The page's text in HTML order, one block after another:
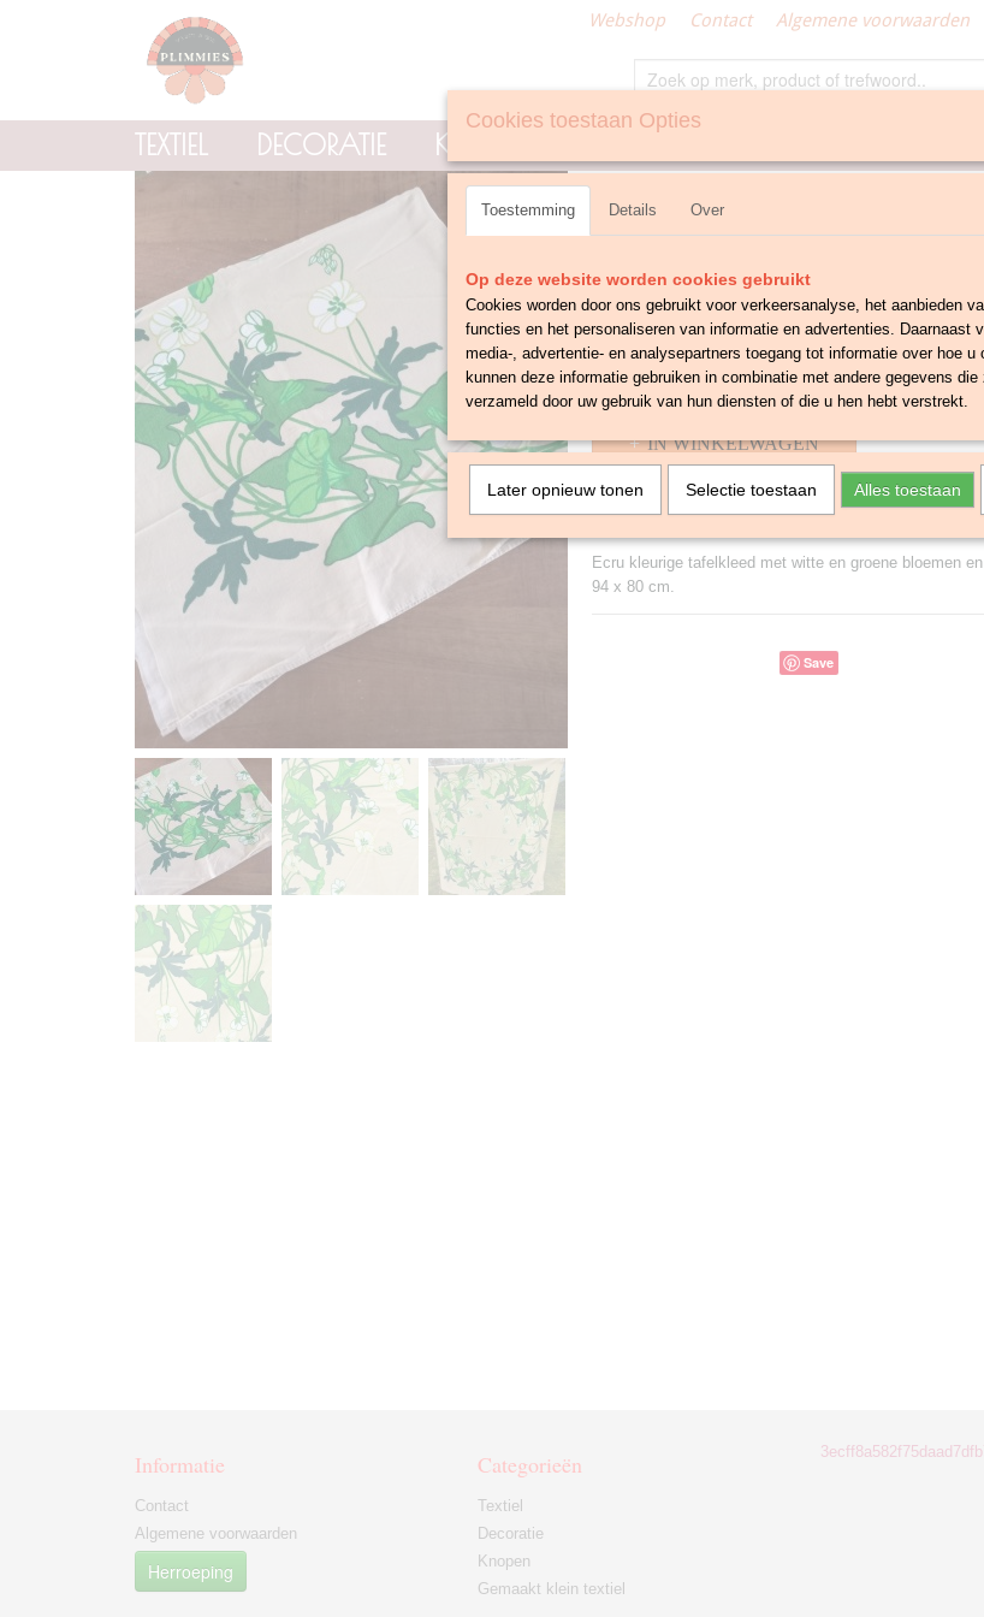
Webshop Contact Algemene voorwaarden
TEXTIEL DECORATIE KNOPEN
Ecru tafelkleed
✓ Op voorraad- Levertijd 1-3 werkdagen
Aantal
IN WINKELWAGEN
Omschrijving
Ecru kleurige tafelkleed met witte en groene bloemen
94 x 80 cm.
Save
Informatie
Contact
Algemene voorwaarden
Herroeping
Categorieën
Textiel
Decoratie
Knopen
Gemaakt klein textiel
Cookies toestaan Opties
Toestemming Details Over
Op deze website worden cookies gebruikt
Cookies worden door ons gebruikt voor verkeersanalyse, het aanbieden
functies en het personaliseren van informatie en advertenties. Daarnaast
media-, advertentie- en analysepartners toegang tot informatie over hoe u
kunnen deze informatie gebruiken in combinatie met andere gegevens
verzameld door uw gebruik van hun diensten of die u hen hebt verstrekt.
Later opnieuw tonen Selectie toestaan Alles toestaan